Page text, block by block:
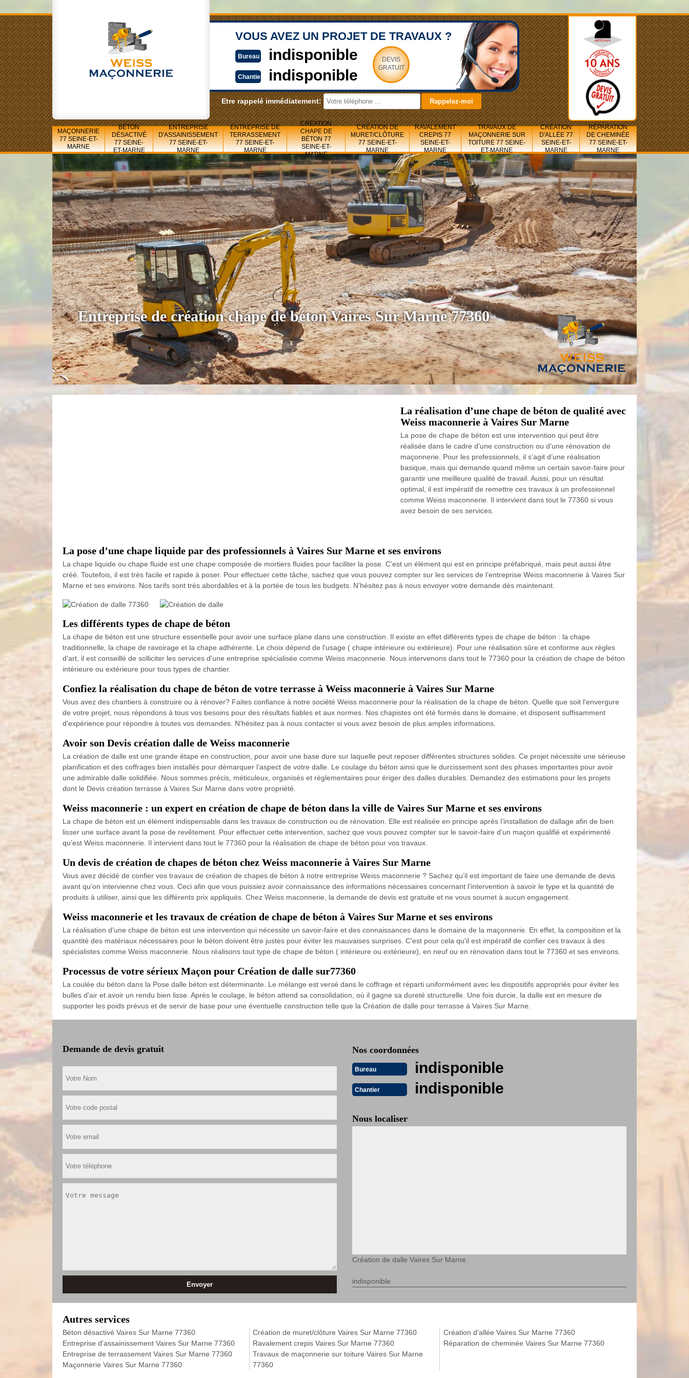
VOUS AVEZ UN PROJET DE TRAVAUX ?
Bureau indisponible
Chantier indisponible
DEVIS
GRATUIT
Etre rappelé immédiatement:
MAÇONNERIE
77 SEINE-ET-
MARNE
BÉTON
DÉSACTIVÉ
77 SEINE-
ET-MARNE
ENTREPRISE
D'ASSAINISSEMENT
77 SEINE-ET-
MARNE
ENTREPRISE DE
TERRASSEMENT
77 SEINE-ET-
MARNE
CRÉATION
CHAPE DE
BÉTON 77
SEINE-ET-
MARNE
CRÉATION DE
MURET/CLÔTURE
77 SEINE-ET-
MARNE
RAVALEMENT
CREPIS 77
SEINE-ET-
MARNE
TRAVAUX DE
MAÇONNERIE SUR
TOITURE 77 SEINE-
ET-MARNE
CRÉATION
D'ALLÉE 77
SEINE-ET-
MARNE
RÉPARATION
DE CHEMINÉE
77 SEINE-ET-
MARNE
Entreprise de création chape de béton Vaires Sur Marne 77360
La réalisation d’une chape de béton de qualité avec
Weiss maconnerie à Vaires Sur Marne
La pose de chape de béton est une intervention qui peut être
réalisée dans le cadre d’une construction ou d’une rénovation de
maçonnerie. Pour les professionnels, il s’agit d’une réalisation
basique, mais qui demande quand même un certain savoir-faire pour
garantir une meilleure qualité de travail. Aussi, pour un résultat
optimal, il est impératif de remettre ces travaux à un professionnel
comme Weiss maconnerie. Il intervient dans tout le 77360 si vous
avez besoin de ses services.
La pose d’une chape liquide par des professionnels à Vaires Sur Marne et ses environs
La chape liquide ou chape fluide est une chape composée de mortiers fluides pour faciliter la pose. C’est un élément qui est en principe préfabriqué, mais peut aussi être
créé. Toutefois, il est très facile et rapide à poser. Pour effectuer cette tâche, sachez que vous pouvez compter sur les services de l’entreprise Weiss maconnerie à Vaires Sur
Marne et ses environs. Nos tarifs sont très abordables et à la portée de tous les budgets. N’hésitez pas à nous envoyer votre demande dès maintenant.
Les différents types de chape de béton
La chape de béton est une structure essentielle pour avoir une surface plane dans une construction. Il existe en effet différents types de chape de béton : la chape
traditionnelle, la chape de ravoirage et la chape adhérente. Le choix dépend de l'usage ( chape intérieure ou extérieure). Pour une réalisation sûre et conforme aux règles
d'art, il est conseillé de solliciter les services d'une entreprise spécialisée comme Weiss maconnerie. Nous intervenons dans tout le 77360 pour la création de chape de béton
intérieure ou extérieure pour tous types de chantier.
Confiez la réalisation du chape de béton de votre terrasse à Weiss maconnerie à Vaires Sur Marne
Vous avez des chantiers à construire ou à rénover? Faites confiance à notre société Weiss maconnerie pour la réalisation de la chape de béton. Quelle que soit l'envergure
de votre projet, nous répondons à tous vos besoins pour des résultats fiables et aux normes. Nos chapistes ont été formés dans le domaine, et disposent suffisamment
d'expérience pour répondre à toutes vos demandes. N'hésitez pas à nous contacter si vous avez besoin de plus amples informations.
Avoir son Devis création dalle de Weiss maconnerie
La création de dalle est une grande étape en construction, pour avoir une base dure sur laquelle peut reposer différentes structures solides. Ce projet nécessite une sérieuse
planification et des coffrages bien installés pour démarquer l’aspect de votre dalle. Le coulage du béton ainsi que le durcissement sont des phases importantes pour avoir
une admirable dalle solidifiée. Nous sommes précis, méticuleux, organisés et règlementaires pour ériger des dalles durables. Demandez des estimations pour les projets
dont le Devis création terrasse à Vaires Sur Marne dans votre propriété.
Weiss maconnerie : un expert en création de chape de béton dans la ville de Vaires Sur Marne et ses environs
La chape de béton est un élément indispensable dans les travaux de construction ou de rénovation. Elle est réalisée en principe après l’installation de dallage afin de bien
lisser une surface avant la pose de revêtement. Pour effectuer cette intervention, sachez que vous pouvez compter sur le savoir-faire d’un maçon qualifié et expérimenté
qu’est Weiss maconnerie. Il intervient dans tout le 77360 pour la réalisation de chape de béton pour vos travaux.
Un devis de création de chapes de béton chez Weiss maconnerie à Vaires Sur Marne
Vous avez décidé de confier vos travaux de création de chapes de béton à notre entreprise Weiss maconnerie ? Sachez qu’il est important de faire une demande de devis
avant qu’on intervienne chez vous. Ceci afin que vous puissiez avoir connaissance des informations nécessaires concernant l’intervention à savoir le type et la quantité de
produits à utiliser, ainsi que les différents prix appliqués. Chez Weiss maconnerie, la demande de devis est gratuite et ne vous soumet à aucun engagement.
Weiss maconnerie et les travaux de création de chape de béton à Vaires Sur Marne et ses environs
La réalisation d'une chape de béton est une intervention qui nécessite un savoir-faire et des connaissances dans le domaine de la maçonnerie. En effet, la composition et la
quantité des matériaux nécessaires pour le béton doivent être justes pour éviter les mauvaises surprises. C'est pour cela qu'il est impératif de confier ces travaux à des
spécialistes comme Weiss maconnerie. Nous réalisons tout type de chape de béton ( intérieure ou extérieure), en neuf ou en rénovation dans tout le 77360 et ses environs.
Processus de votre sérieux Maçon pour Création de dalle sur77360
La coulée du béton dans la Pose dalle béton est déterminante. Le mélange est versé dans le coffrage et réparti uniformément avec les dispositifs appropriés pour éviter les
bulles d'air et avoir un rendu bien lisse. Après le coulage, le béton attend sa consolidation, où il gagne sa dureté structurelle. Une fois durcie, la dalle est en mesure de
supporter les poids prévus et de servir de base pour une éventuelle construction telle que la Création de dalle pour terrasse à Vaires Sur Marne.
Demande de devis gratuit Nos coordonnées
Bureau indisponible
Chantier indisponible
Nous localiser
Création de dalle Vaires Sur Marne
indisponible
Autres services
Béton désactivé Vaires Sur Marne 77360
Entreprise d'assainissement Vaires Sur Marne 77360
Entreprise de terrassement Vaires Sur Marne 77360
Maçonnerie Vaires Sur Marne 77360
Création de muret/clôture Vaires Sur Marne 77360
Ravalement crepis Vaires Sur Marne 77360
Travaux de maçonnerie sur toiture Vaires Sur Marne
77360
Création d'allée Vaires Sur Marne 77360
Réparation de cheminée Vaires Sur Marne 77360